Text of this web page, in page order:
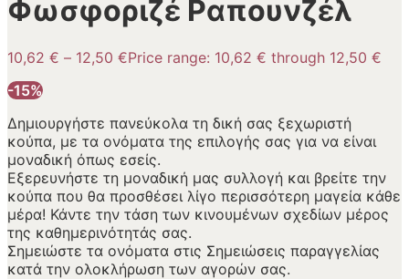
Φωσφοριζέ Ραπουνζέλ
10,62 € – 12,50 €Price range: 10,62 € through 12,50 €
-15%
Δημιουργήστε πανεύκολα τη δική σας ξεχωριστή
κούπα, με τα ονόματα της επιλογής σας για να είναι
μοναδική όπως εσείς.
Εξερευνήστε τη μοναδική μας συλλογή και βρείτε την
κούπα που θα προσθέσει λίγο περισσότερη μαγεία κάθε
μέρα! Κάντε την τάση των κινουμένων σχεδίων μέρος
της καθημερινότητάς σας.
Σημειώστε τα ονόματα στις Σημειώσεις παραγγελίας
κατά την ολοκλήρωση των αγορών σας.